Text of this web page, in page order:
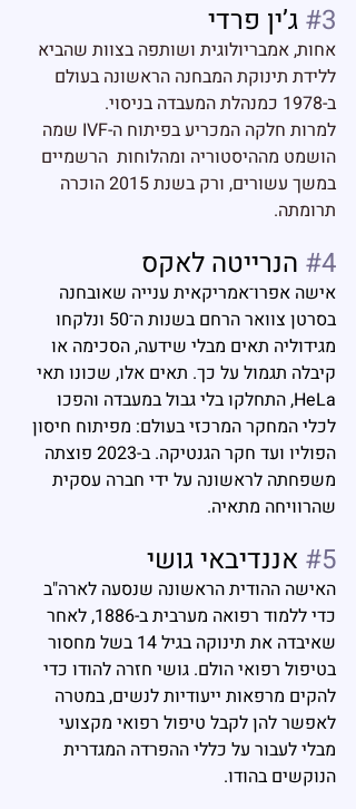
#3 ג’ין פרדי
אחות, אמבריולוגית ושותפה בצוות שהביא
ללידת תינוקת המבחנה הראשונה בעולם
ב-1978 כמנהלת המעבדה בניסוי.
למרות חלקה המכריע בפיתוח ה-IVF שמה
הושמט מההיסטוריה ומהלוחות  הרשמיים
במשך עשורים, ורק בשנת 2015 הוכרה
תרומתה.
#4 הנרייטה לאקס
אישה אפרו־אמריקאית ענייה שאובחנה
בסרטן צוואר הרחם בשנות ה־50 ונלקחו
מגידוליה תאים מבלי שידעה, הסכימה או
קיבלה תגמול על כך. תאים אלו, שכונו תאי
HeLa, התחלקו בלי גבול במעבדה והפכו
לכלי המחקר המרכזי בעולם: מפיתוח חיסון
הפוליו ועד חקר הגנטיקה. ב-2023 פוצתה
משפחתה לראשונה על ידי חברה עסקית
שהרוויחה מתאיה.
#5 אננדיבאי גושי
האישה ההודית הראשונה שנסעה לארה"ב
כדי ללמוד רפואה מערבית ב-1886, לאחר
שאיבדה את תינוקה בגיל 14 בשל מחסור
בטיפול רפואי הולם. גושי חזרה להודו כדי
להקים מרפאות ייעודיות לנשים, במטרה
לאפשר להן לקבל טיפול רפואי מקצועי
מבלי לעבור על כללי ההפרדה המגדרית
הנוקשים בהודו.